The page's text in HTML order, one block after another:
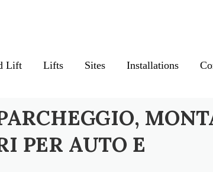
Lift Lifts Sites Installations
PER AUTO E